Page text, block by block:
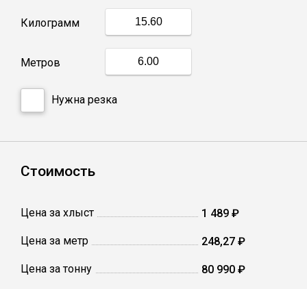
Катанка
Профлист
Винтовые сваи
Сетка кладочная
Круги абразивные
Килограмм
Метров
Нужна резка
Стоимость
Цена за хлыст 1 489 ₽
Цена за метр 248,27 ₽
Цена за тонну 80 990 ₽